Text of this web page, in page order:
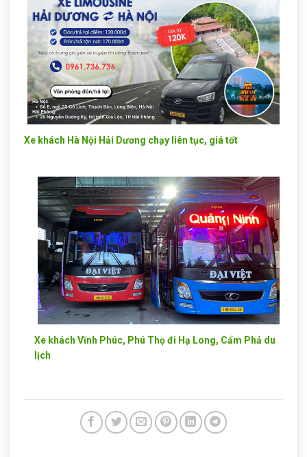
Xe khách Hà Nội Hải Dương chạy liên tục, giá tốt
Xe khách Vĩnh Phúc, Phú Thọ đi Hạ Long, Cẩm Phả du
lịch